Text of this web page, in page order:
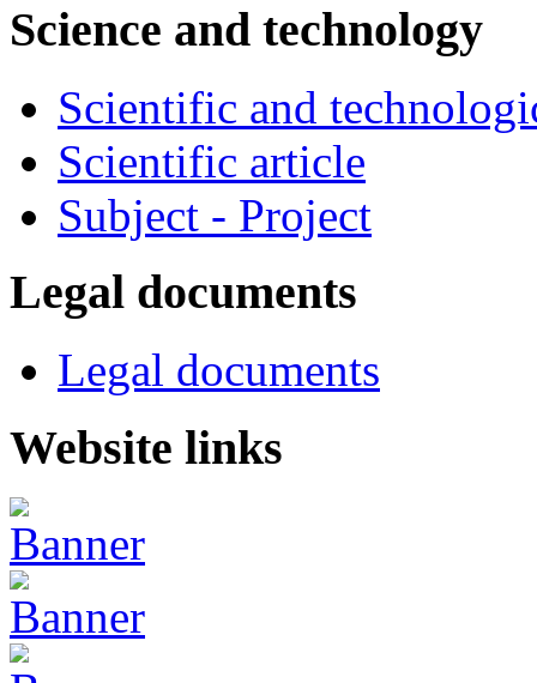
Science and technology
Scientific and
Scientific article
Subject - Project
Legal documents
Legal documents
Website links